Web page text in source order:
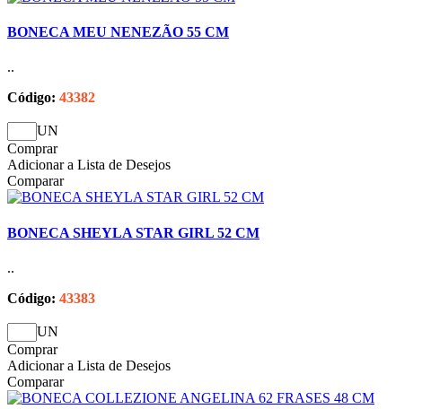
BONECA MEU NENEZÃO 55 CM
..
Código: 43382
UN
Comprar
Adicionar a Lista de Desejos
Comparar
BONECA SHEYLA STAR GIRL 52 CM
..
Código: 43383
UN
Comprar
Adicionar a Lista de Desejos
Comparar